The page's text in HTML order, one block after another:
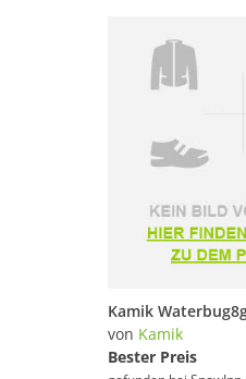
von Kamik
Bester Preis